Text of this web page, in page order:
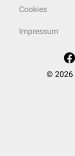
Cookies
Impressum
© 2026